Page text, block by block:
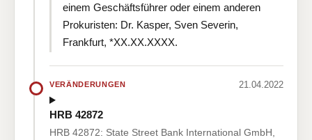
einem Geschäftsführer oder einem anderen
Prokuristen: Dr. Kasper, Sven Severin,
Frankfurt, *XX.XX.XXXX.
VERÄNDERUNGEN 21.04.2022
HRB 42872
HRB 42872: State Street Bank International GmbH,